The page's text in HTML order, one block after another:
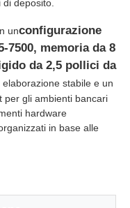
deposito.
unconfigurazione
7500, memoria da 8
da 2,5 pollici da
elaborazione stabile e un
per gli ambienti bancari
hardware
in base alle